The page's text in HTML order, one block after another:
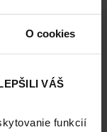
O cookies
VÁŠ
funkcií
mačky, ktoré
potrebné pre
každý deň